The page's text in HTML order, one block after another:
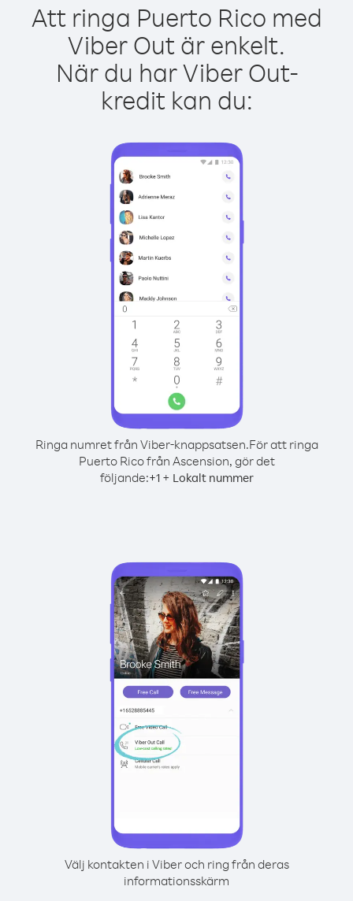
Att ringa Puerto Rico med
Viber Out är enkelt.
När du har Viber Out-
kredit kan du:
Ringa numret från Viber-knappsatsen.För att ringa
Puerto Rico från Ascension, gör det
följande:+1+ Lokalt nummer
Välj kontakten i Viber och ring från deras
informationsskärm